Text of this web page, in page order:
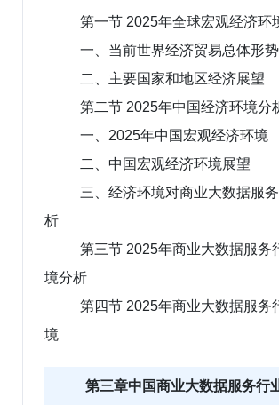
第一节 2025年全球宏观经济环
一、当前世界经济贸易总体形势
二、主要国家和地区经济展望
第二节 2025年中国经济环境分
一、2025年中国宏观经济环境
二、中国宏观经济环境展望
三、经济环境对商业大数据服
析
第三节 2025年商业大数据服务
境分析
第四节 2025年商业大数据服务
境
第三章中国商业大数据服务行